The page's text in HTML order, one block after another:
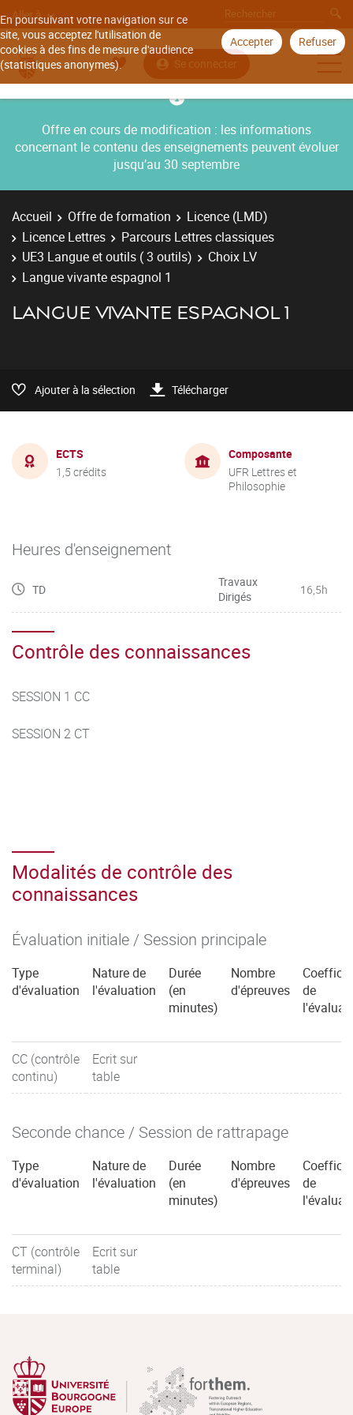
En poursuivant votre navigation sur ce
site, vous acceptez l'utilisation de
cookies à des fins de mesure d'audience
(statistiques anonymes).
Accepter Refuser
Aller à
Se connecter
Offre en cours de modification : les informations
concernant le contenu des enseignements peuvent évoluer
jusqu’au 30 septembre
Accueil Offre de formation
Licence (LMD)
Licence Lettres
Parcours Lettres classiques
UE3 Langue et outils ( 3 outils)
Choix LV
Langue vivante espagnol 1
LANGUE VIVANTE ESPAGNOL 1
Ajouter à la sélection Télécharger
ECTS
1,5 crédits
Composante
UFR Lettres et
Philosophie
Heures d'enseignement
TD
Travaux
Dirigés
16,5h
Contrôle des connaissances
SESSION 1 CC
SESSION 2 CT
Modalités de contrôle des
connaissances
Évaluation initiale / Session principale
Type
d'évaluation
Nature de
l'évaluation
Durée
(en
minutes)
Nombre
d'épreuves
de
CC (contrôle
continu)
Ecrit sur
table
Seconde chance / Session de rattrapage
Type
d'évaluation
Nature de
l'évaluation
Durée
(en
minutes)
Nombre
d'épreuves
de
CT (contrôle
terminal)
Ecrit sur
table